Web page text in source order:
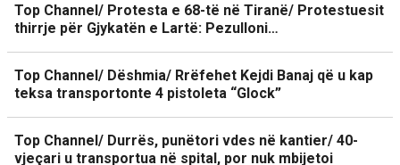
Top Channel/ Protesta e 68-të në Tiranë/ Protestuesit
thirrje për Gjykatën e Lartë: Pezulloni…
Top Channel/ Dëshmia/ Rrëfehet Kejdi Banaj që u kap
teksa transportonte 4 pistoleta “Glock”
Top Channel/ Durrës, punëtori vdes në kantier/ 40-
vjeçari u transportua në spital, por nuk mbijetoi